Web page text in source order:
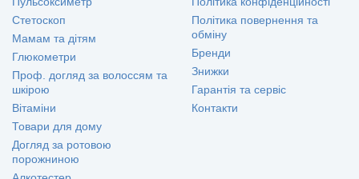
Стетоскоп
Мамам та дітям
Глюкометри
Проф. догляд за волоссям та
шкірою
Вітаміни
Товари для дому
Догляд за ротовою
порожниною
Політика повернення та
обміну
Бренди
Знижки
Гарантія та сервіс
Контакти